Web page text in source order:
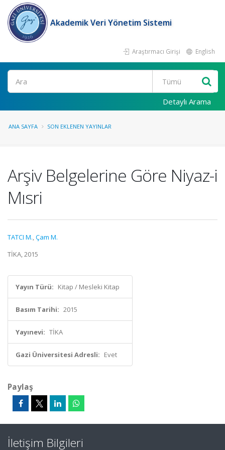
Akademik Veri Yönetim Sistemi
Araştırmacı Girişi English
Ara
Detaylı Arama
ANA SAYFA SON EKLENEN YAYINLAR
Arşiv Belgelerine Göre Niyaz-i
Mısri
TATCI M.,Çam M.
TİKA, 2015
Yayın Türü: Kitap / Mesleki Kitap
Basım Tarihi: 2015
Yayınevi: TİKA
Gazi Üniversitesi Adresli: Evet
Paylaş
İletişim Bilgileri